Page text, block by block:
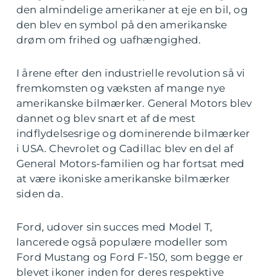
den almindelige amerikaner at eje en bil, og
den blev en symbol på den amerikanske
drøm om frihed og uafhængighed.
I årene efter den industrielle revolution så vi
fremkomsten og væksten af mange nye
amerikanske bilmærker. General Motors blev
dannet og blev snart et af de mest
indflydelsesrige og dominerende bilmærker
i USA. Chevrolet og Cadillac blev en del af
General Motors-familien og har fortsat med
at være ikoniske amerikanske bilmærker
siden da.
Ford, udover sin succes med Model T,
lancerede også populære modeller som
Ford Mustang og Ford F-150, som begge er
blevet ikoner inden for deres respektive